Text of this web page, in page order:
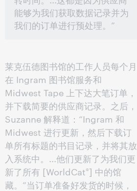
能够为我们获取数据记录并为
我们的订单进行预处理。”
莱克伍德图书馆的工作人员每个月
在 Ingram 图书馆服务和
Midwest Tape 上下达大笔订单，
并下载简要的供应商记录。之后，
Suzanne 解释道：“Ingram 和
Midwest 进行更新，然后下载订
单所有标题的书目记录，并将其放
入系统中。...他们更新了为我们更
新了所有 [WorldCat®] 中的馆
藏。”当订单准备好发货的时候，